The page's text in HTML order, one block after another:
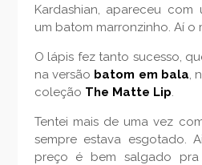
Kardashian, apareceu
um batom marronzinho. Aí o
O lápis fez tanto sucesso,
na versão batom em bala,
coleção The Matte Lip.
Tentei mais de uma vez
sempre estava esgotado.
preço é bem salgado pra